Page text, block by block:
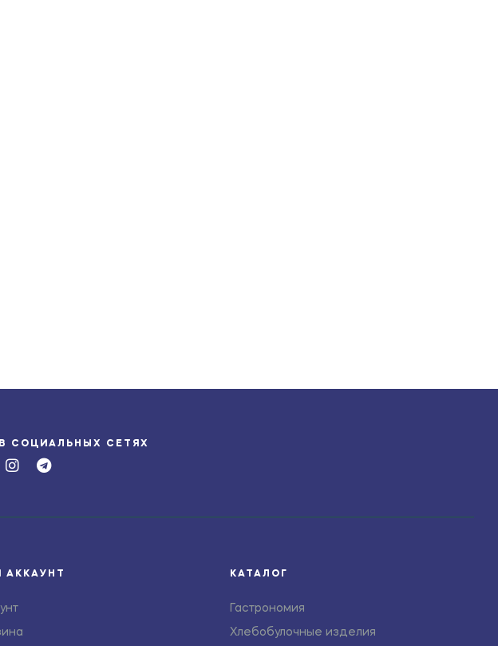
СОЦИАЛЬНЫХ СЕТЯХ
АККАУНТ КАТАЛОГ
Гастрономия
Хлебобулочные изделия